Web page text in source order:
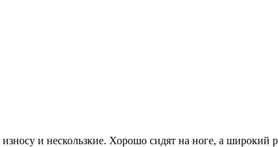
и нескользкие. Хорошо сидят на ноге, а широкий